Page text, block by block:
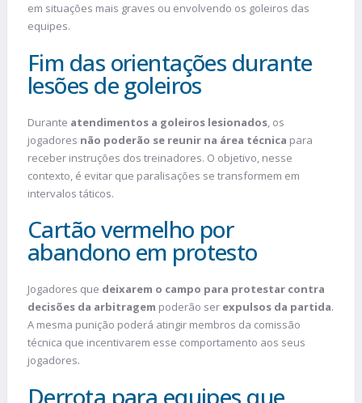
em situações mais graves ou envolvendo os goleiros das
equipes.
Fim das orientações durante
lesões de goleiros
Durante atendimentos a goleiros lesionados, os
jogadores não poderão se reunir na área técnica para
receber instruções dos treinadores. O objetivo, nesse
contexto, é evitar que paralisações se transformem em
intervalos táticos.
Cartão vermelho por
abandono em protesto
Jogadores que deixarem o campo para protestar contra
decisões da arbitragem poderão ser expulsos da partida.
A mesma punição poderá atingir membros da comissão
técnica que incentivarem esse comportamento aos seus
jogadores.
Derrota para equipes que